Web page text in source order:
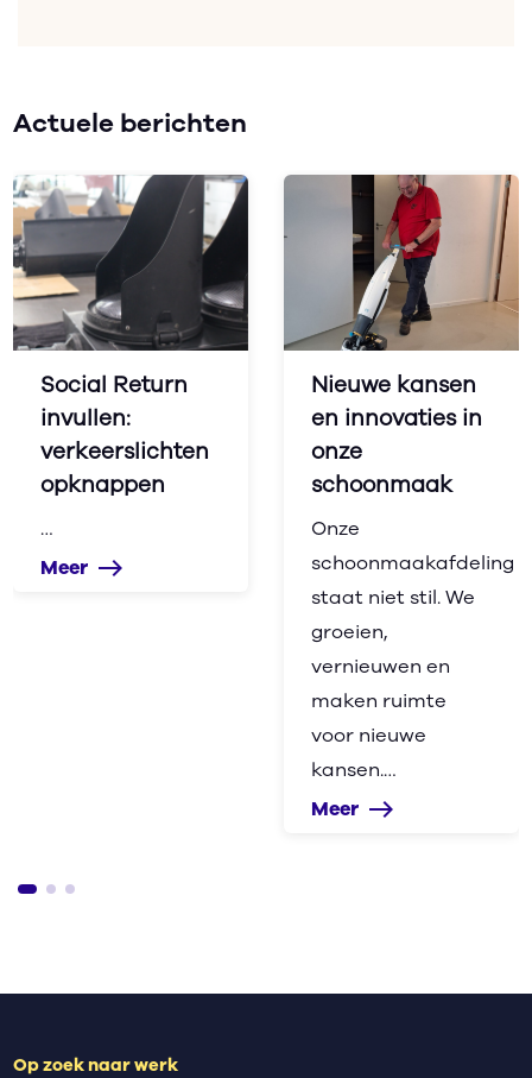
Actuele berichten
Social Return
invullen:
verkeerslichten
opknappen
…
Meer east
Nieuwe kansen
en innovaties in
onze
schoonmaak
Onze
schoonmaakafdeling
staat niet stil. We
groeien,
vernieuwen en
maken ruimte
voor nieuwe
kansen.…
Meer east
Op zoek naar werk